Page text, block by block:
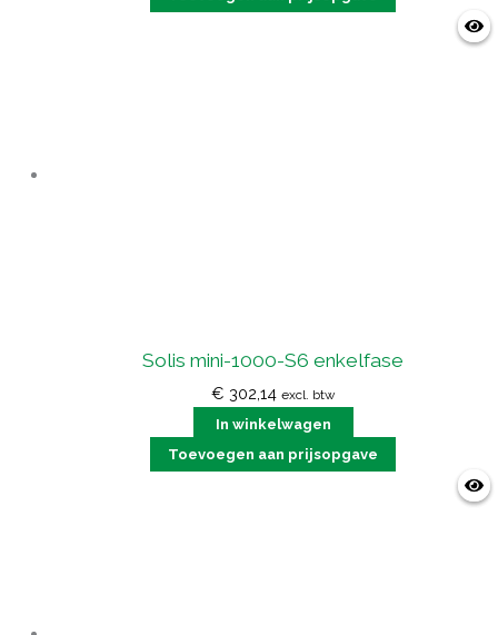
Solis mini-1000-S6 enkelfase
€ 302,14 excl. btw
In winkelwagen
Toevoegen aan prijsopgave